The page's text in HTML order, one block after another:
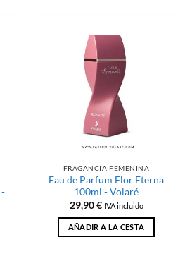
FRAGANCIA FEMENINA
Eau de Parfum Flor Eterna
100ml - Volaré
29,90€ IVA incluido
AÑADIR A LA CESTA